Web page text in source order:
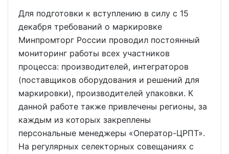
Для подготовки к вступлению в силу с 15
декабря требований о маркировке
Минпромторг России проводил постоянный
мониторинг работы всех участников
процесса: производителей, интеграторов
(поставщиков оборудования и решений для
маркировки), производителей упаковки. К
данной работе также привлечены регионы, за
каждым из которых закреплены
персональные менеджеры «Оператор-ЦРПТ».
На регулярных селекторных совещаниях с